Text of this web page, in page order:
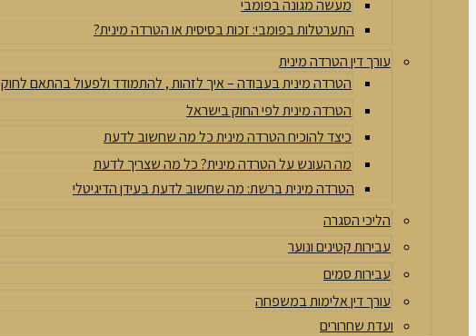
מעשה מגונה בפומבי
התערטלות בפומבי: זכות בסיסית או הטרדה מינית?
עורך דין הטרדה מינית
הטרדה מינית בעבודה – איך לזהות , להתמודד ולפעול בהתאם לחוק
הטרדה מינית לפי החוק בישראל
כיצד להוכיח הטרדה מינית כל מה שחשוב לדעת
מה העונש על הטרדה מינית? כל מה שצריך לדעת
הטרדה מינית ברשת: מה שחשוב לדעת בעידן הדיגיטלי
הליכי הסגרה
עבירות קטינים ונוער
עבירות סמים
עורך דין אלימות במשפחה
ועדת שחרורים